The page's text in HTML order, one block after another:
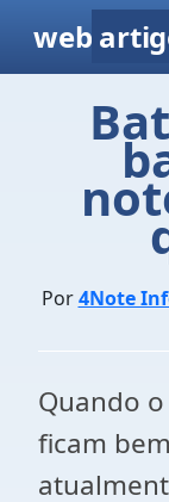
web
Por4Note
Quando
ficam